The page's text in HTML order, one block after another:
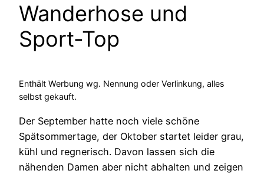
Wanderhose und
Sport-Top
Enthält Werbung wg. Nennung oder Verlinkung, alles
selbst gekauft.
Der September hatte noch viele schöne
Spätsommertage, der Oktober startet leider grau,
kühl und regnerisch. Davon lassen sich die
nähenden Damen aber nicht abhalten und zeigen